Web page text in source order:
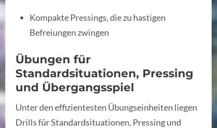
Kompakte Pressings, die zu hastigen
Befreiungen zwingen
Übungen für
Standardsituationen, Pressing
und Übergangsspiel
Unter den effizientesten Übungseinheiten liegen
Drills für Standardsituationen, Pressing und